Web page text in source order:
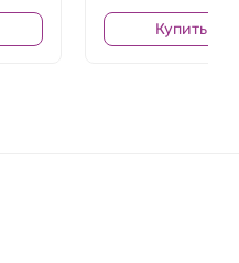
функций, включая
Apple Pencil и
вам оставаться
Купить в